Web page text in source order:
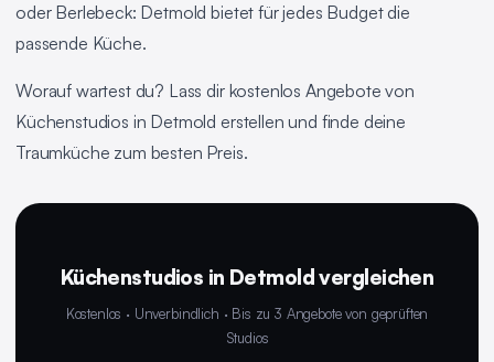
oder Berlebeck: Detmold bietet für jedes Budget die
passende Küche.
Worauf wartest du? Lass dir kostenlos Angebote von
Küchenstudios in Detmold erstellen und finde deine
Traumküche zum besten Preis.
Küchenstudios in Detmold vergleichen
Kostenlos · Unverbindlich · Bis zu 3 Angebote von geprüften
Studios